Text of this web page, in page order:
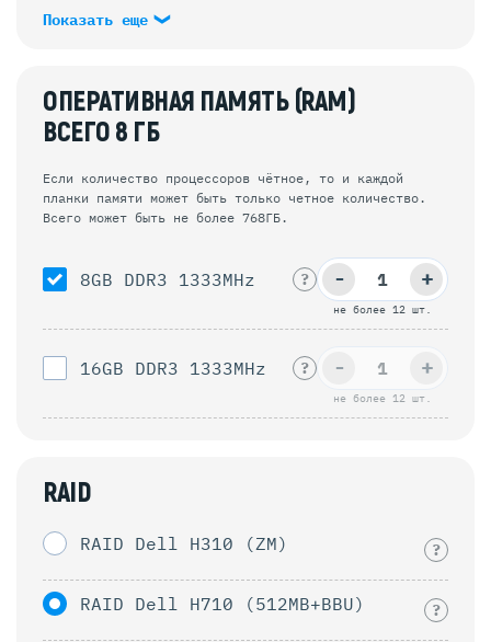
Показать еще
ОПЕРАТИВНАЯ ПАМЯТЬ (RAM)
ВСЕГО8 ГБ
Если количество процессоров чётное, то и каждой
планки памяти может быть только четное количество.
Всего может быть не более 768ГБ.
8GB DDR3 1333MHz ?
не более 12 шт.
+
-
16GB DDR3 1333MHz ?
не более 12 шт.
+
-
RAID
RAID Dell H310 (ZM) ?
RAID Dell H710 (512MB+BBU) ?